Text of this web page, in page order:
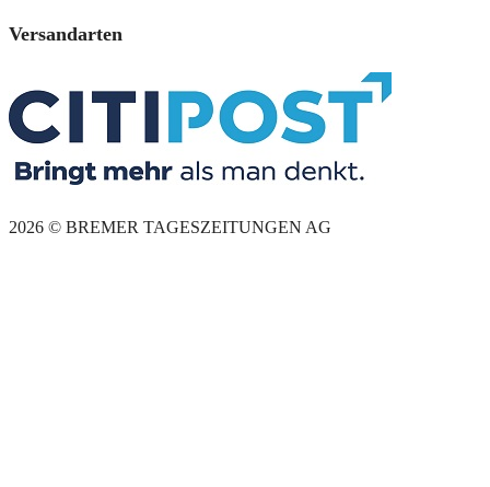
Versandarten
2026 © BREMER TAGESZEITUNGEN AG